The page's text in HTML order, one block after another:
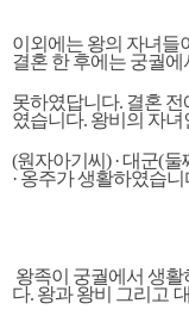
이외에는 왕의 자녀들
결혼 한 후에는 궁궐에
못하였답니다. 결혼
였습니다. 왕비의 자녀
(원자아기씨) · 대군(
· 옹주가 생활하였습니
왕족이 궁궐에서 생
다. 왕과 왕비 그리고